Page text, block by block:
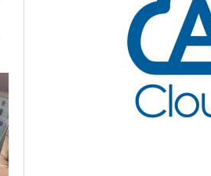
透過型トラフィック処理
オンデマンドリモートアクセス
オンデマンドパケットキャプチャ
いて
カー GW